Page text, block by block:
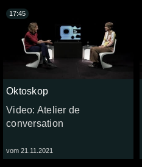
Oktoskop
Video: Atelier de
conversation
vom 21.11.2021
17:45